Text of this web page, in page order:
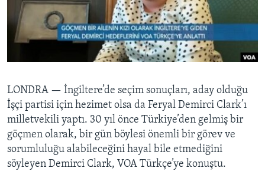
HAYATTAN
SANAT
BIZI TAKIP EDIN
Diller
LONDRA — İngiltere’de seçim sonuçları, aday olduğu
İşçi partisi için hezimet olsa da Feryal Demirci Clark’ı
milletvekili yaptı. 30 yıl önce Türkiye’den gelmiş bir
göçmen olarak, bir gün böylesi önemli bir görev ve
sorumluluğu alabileceğini hayal bile etmediğini
söyleyen Demirci Clark, VOA Türkçe’ye konuştu.